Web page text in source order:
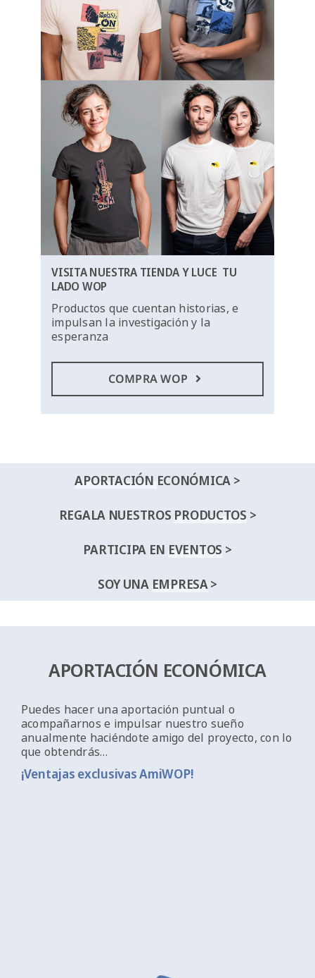
VISITA NUESTRA TIENDA Y LUCE TU
LADO WOP
Productos que cuentan historias, e
impulsan la investigación y la
esperanza
COMPRA WOP
APORTACIÓN ECONÓMICA >
REGALA NUESTROS PRODUCTOS >
PARTICIPA EN EVENTOS >
SOY UNA EMPRESA >
APORTACIÓN ECONÓMICA
Puedes hacer una aportación puntual o
acompañarnos e impulsar nuestro sueño
anualmente haciéndote amigo del proyecto, con lo
que obtendrás…
¡Ventajas exclusivas AmiWOP!